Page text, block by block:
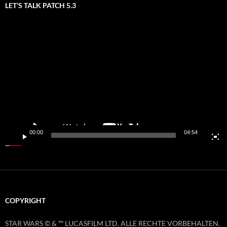
LET’S TALK PATCH 5.3
00:00 04:54
COPYRIGHT
STAR WARS © & ™ LUCASFILM LTD. ALLE RECHTE VORBEHALTEN.